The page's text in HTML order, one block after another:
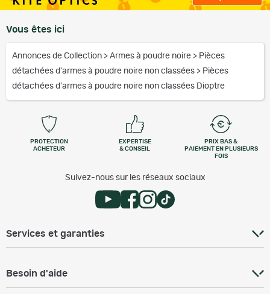
Vous êtes ici
Annonces de Collection > Armes à poudre noire > Pièces
détachées d'armes à poudre noire non classées > Pièces
détachées d'armes à poudre noire non classées Dioptre
PROTECTION
ACHETEUR
EXPERTISE
& CONSEIL
PRIX BAS &
PAIEMENT EN PLUSIEURS
FOIS
Suivez-nous sur les réseaux sociaux
Services et garanties
Besoin d'aide